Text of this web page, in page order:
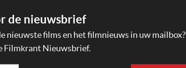
de nieuwsbrief
nieuwste films en het filmnieuws in uw mailbox?
Filmkrant Nieuwsbrief.